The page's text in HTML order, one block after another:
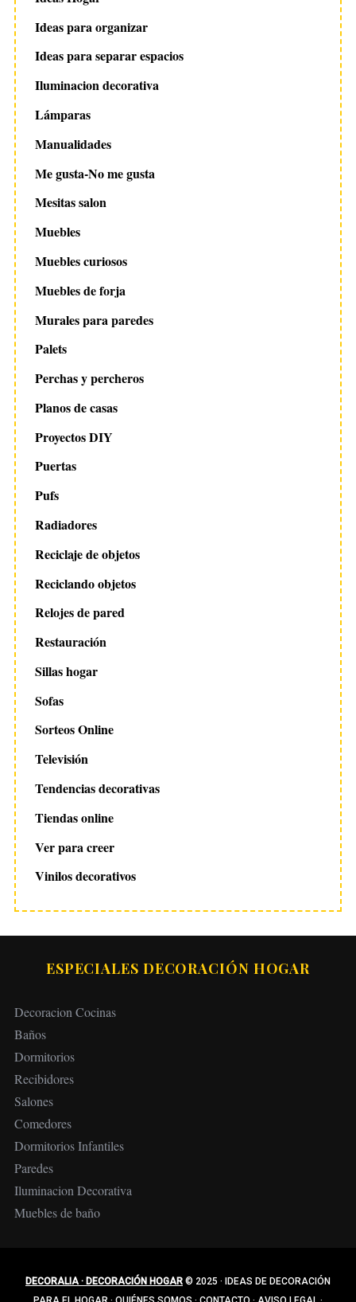
Ideas para organizar
Ideas para separar espacios
Iluminacion decorativa
Lámparas
Manualidades
Me gusta-No me gusta
Mesitas salon
Muebles
Muebles curiosos
Muebles de forja
Murales para paredes
Palets
Perchas y percheros
Planos de casas
Proyectos DIY
Puertas
Pufs
Radiadores
Reciclaje de objetos
Reciclando objetos
Relojes de pared
Restauración
Sillas hogar
Sofas
Sorteos Online
Televisión
Tendencias decorativas
Tiendas online
Ver para creer
Vinilos decorativos
ESPECIALES DECORACIÓN HOGAR
Decoracion Cocinas
Baños
Dormitorios
Recibidores
Salones
Comedores
Dormitorios Infantiles
Paredes
Iluminacion Decorativa
Muebles de baño
DECORALIA · DECORACIÓN HOGAR© 2025 · IDEAS DE DECORACIÓN